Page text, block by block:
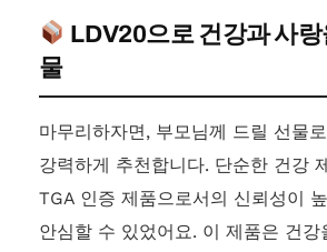
LDV20으로 건강과 사랑
물
마무리하자면, 부모님께 드릴 선물
강력하게 추천합니다. 단순한 건강
TGA 인증 제품으로서의 신뢰성이
안심할 수 있었어요. 이 제품은 건강